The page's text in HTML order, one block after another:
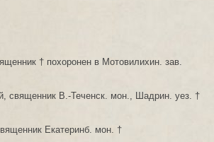
† похоронен в Мотовилихин. зав.
священник В.-Теченск. мон., Шадрин. уез. †
Екатеринб. мон. †